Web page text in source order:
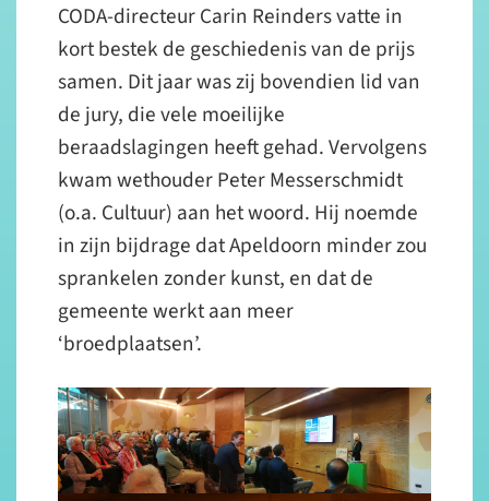
CODA-directeur Carin Reinders vatte in
kort bestek de geschiedenis van de prijs
samen. Dit jaar was zij bovendien lid van
de jury, die vele moeilijke
beraadslagingen heeft gehad. Vervolgens
kwam wethouder Peter Messerschmidt
(o.a. Cultuur) aan het woord. Hij noemde
in zijn bijdrage dat Apeldoorn minder zou
sprankelen zonder kunst, en dat de
gemeente werkt aan meer
‘broedplaatsen’.